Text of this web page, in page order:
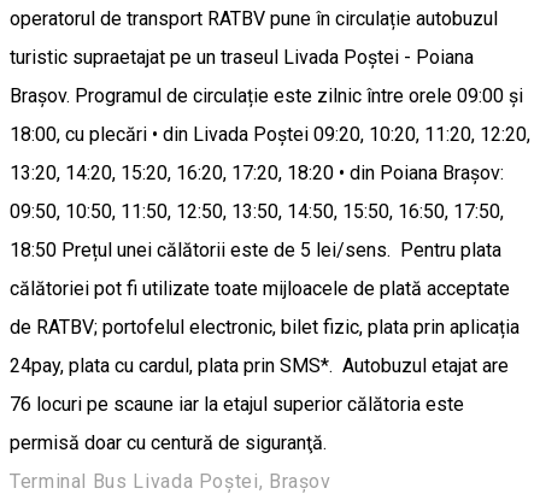
operatorul de transport RATBV pune în circulație autobuzul
turistic supraetajat pe un traseul Livada Poștei - Poiana
Brașov. Programul de circulație este zilnic între orele 09:00 și
18:00, cu plecări • din Livada Poștei 09:20, 10:20, 11:20, 12:20,
13:20, 14:20, 15:20, 16:20, 17:20, 18:20 • din Poiana Brașov:
09:50, 10:50, 11:50, 12:50, 13:50, 14:50, 15:50, 16:50, 17:50,
18:50 Prețul unei călătorii este de 5 lei/sens. Pentru plata
călătoriei pot fi utilizate toate mijloacele de plată acceptate
de RATBV; portofelul electronic, bilet fizic, plata prin aplicația
24pay, plata cu cardul, plata prin SMS*. Autobuzul etajat are
76 locuri pe scaune iar la etajul superior călătoria este
permisă doar cu centură de siguranţă.
Terminal Bus Livada Poştei, Braşov